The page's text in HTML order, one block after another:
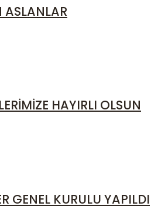
ASLANLAR
HAYIRLI OLSUN
GENEL KURULU YAPILDI